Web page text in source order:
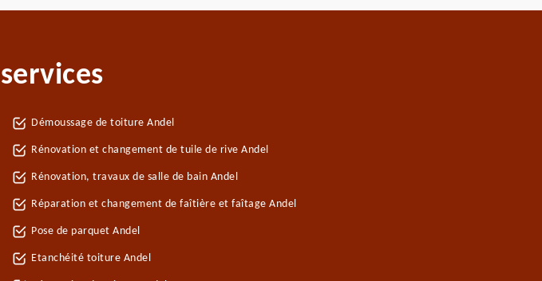
Démoussage de toiture Andel
Rénovation et changement de tuile de rive Andel
Rénovation, travaux de salle de bain Andel
Réparation et changement de faîtière et faîtage Andel
Pose de parquet Andel
Etanchéité toiture Andel